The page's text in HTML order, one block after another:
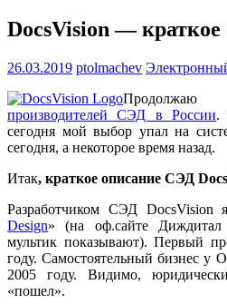
DocsVision — краткое
26.03.2019 ptolmachev
Продолжаю
производителей СЭД в России.
сегодня мой выбор упал на
сегодня, а некоторое время назад.
Итак, краткое описание СЭД
Разработчиком СЭД DocsVision
Design» (на оф.сайте Диждитал
мультик показывают). Первый
году. Самостоятельный бизнес
2005 году. Видимо,
«пошел».